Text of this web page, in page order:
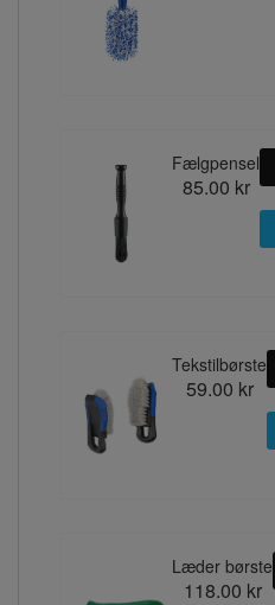
Fælgpensel
85.00 kr
Tekstilbørste
59.00 kr
Læder børste
118.00 kr